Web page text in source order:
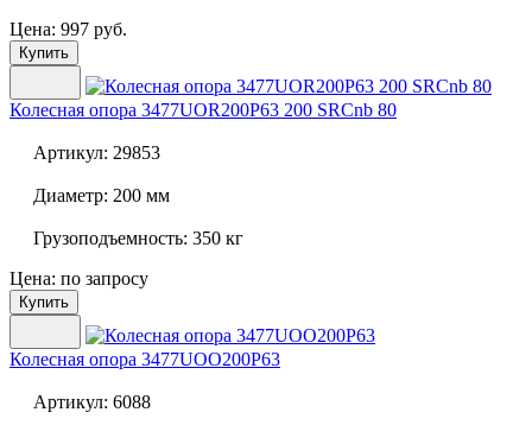
Цена: 997 руб.
Купить
Колесная опора 3477UOR200P63 200 SRCnb 80
Артикул: 29853
Диаметр: 200 мм
Грузоподъемность: 350 кг
Цена: по запросу
Купить
Колесная опора 3477UOO200P63
Артикул: 6088